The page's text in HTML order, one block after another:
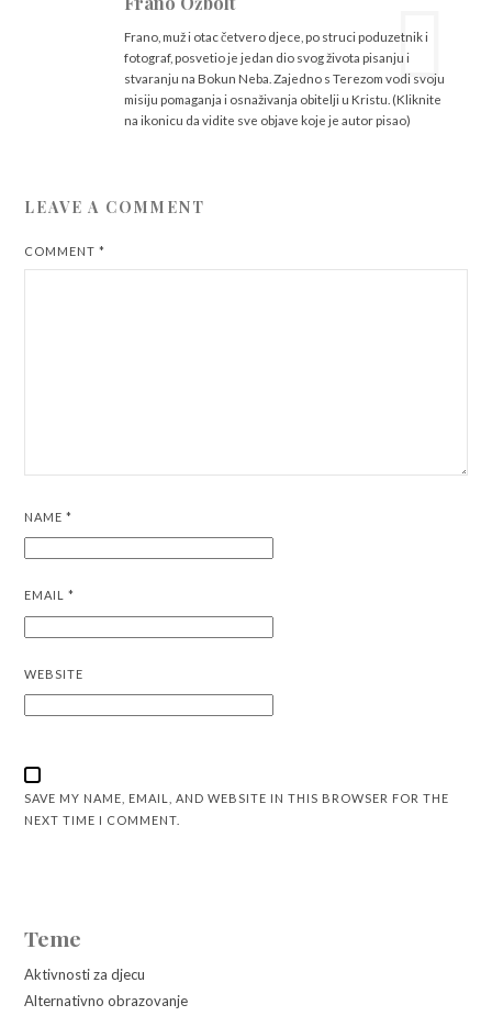
Frano, muž i otac četvero djece, po struci poduzetnik i
fotograf, posvetio je jedan dio svog života pisanju i
stvaranju na Bokun Neba. Zajedno s Terezom vodi svoju
misiju pomaganja i osnaživanja obitelji u Kristu. (Kliknite
na ikonicu da vidite sve objave koje je autor pisao)
LEAVE A COMMENT
COMMENT*
NAME*
EMAIL*
WEBSITE
SAVE MY NAME, EMAIL, AND WEBSITE IN THIS BROWSER FOR THE
NEXT TIME I COMMENT.
Teme
Aktivnosti za djecu
Alternativno obrazovanje